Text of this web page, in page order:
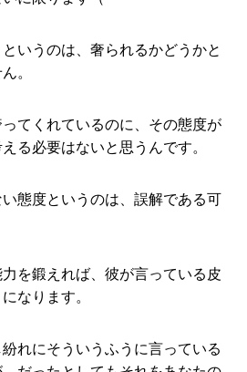
いうのは、奢られるかどうかと
。
てくれているのに、その態度が
る必要はないと思うんです。
態度というのは、誤解である可
を鍛えれば、彼が言っている皮
なります。
れにそういうふうに言っている